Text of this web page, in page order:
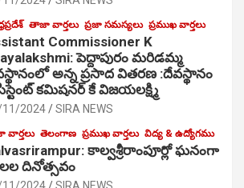
తాజా వార్తలు ప్రజా సమస్యలు ప్రముఖ వార్తలు
Commissioner K
పెద్దాపురం మరిడమ్మ
అన్న ప్రసాద వితరణ :దేవస్థానం
కమిషనర్ కే విజయలక్ష్మి
11/2024 SIRA NEWS
తెలంగాణ ప్రముఖ వార్తలు విద్య & ఉద్యోగము
కాల్వశ్రీరాంపూర్లో ఘనంగా
దినోత్సవం
11/2024 SIRA NEWS